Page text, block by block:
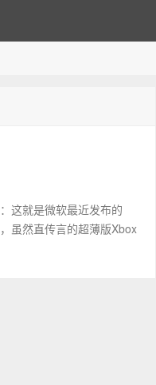
这就是微软最近发布的
虽然直传言的超薄版Xbox